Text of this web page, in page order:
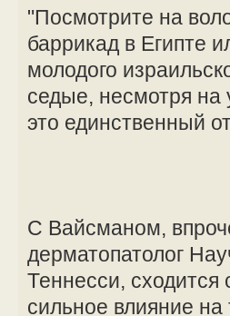
"Посмотрите на
баррикад в Египте
молодого
седые, несмотря
это единственный
С Вайсманом,
дерматопатолог
Теннесси,
сильное влияние на